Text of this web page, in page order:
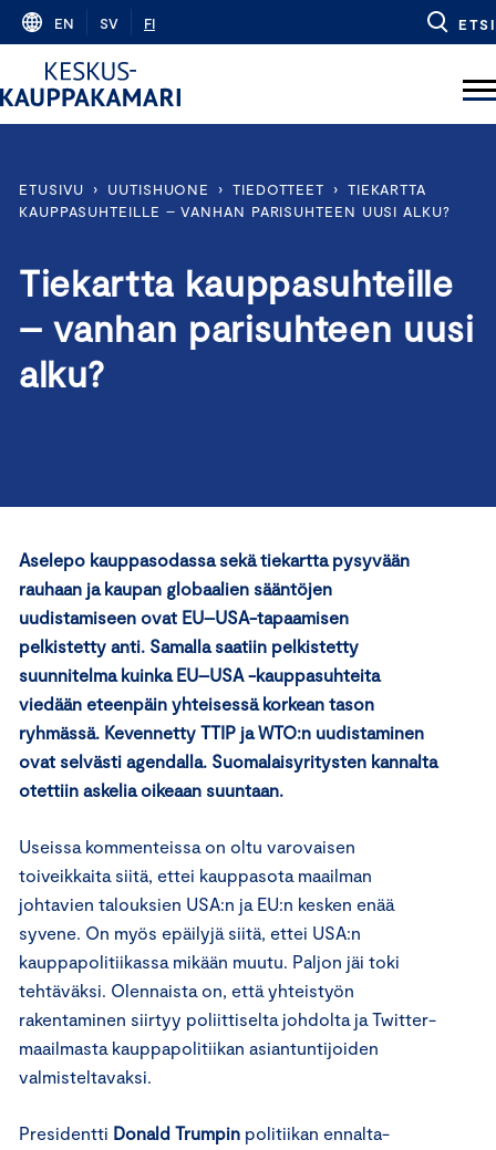
Skip
content
EN SV FI ETSI
ETUSIVU › UUTISHUONE › TIEDOTTEET › TIEKARTTA
KAUPPASUHTEILLE – VANHAN PARISUHTEEN UUSI ALKU?
Tiekartta kauppasuhteille
– vanhan parisuhteen uusi
alku?
Aselepo kauppasodassa sekä tiekartta pysyvään
rauhaan ja kaupan globaalien sääntöjen
uudistamiseen ovat EU–USA-tapaamisen
pelkistetty anti. Samalla saatiin pelkistetty
suunnitelma kuinka EU–USA -kauppasuhteita
viedään eteenpäin yhteisessä korkean tason
ryhmässä. Kevennetty TTIP ja WTO:n uudistaminen
ovat selvästi agendalla. Suomalaisyritysten kannalta
otettiin askelia oikeaan suuntaan.
Useissa kommenteissa on oltu varovaisen
toiveikkaita siitä, ettei kauppasota maailman
johtavien talouksien USA:n ja EU:n kesken enää
syvene. On myös epäilyjä siitä, ettei USA:n
kauppapolitiikassa mikään muutu. Paljon jäi toki
tehtäväksi. Olennaista on, että yhteistyön
rakentaminen siirtyy poliittiselta johdolta ja Twitter-
maailmasta kauppapolitiikan asiantuntijoiden
valmisteltavaksi.
Presidentti Donald Trumpin politiikan ennalta-